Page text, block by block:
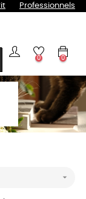
Professionnels
0 0
